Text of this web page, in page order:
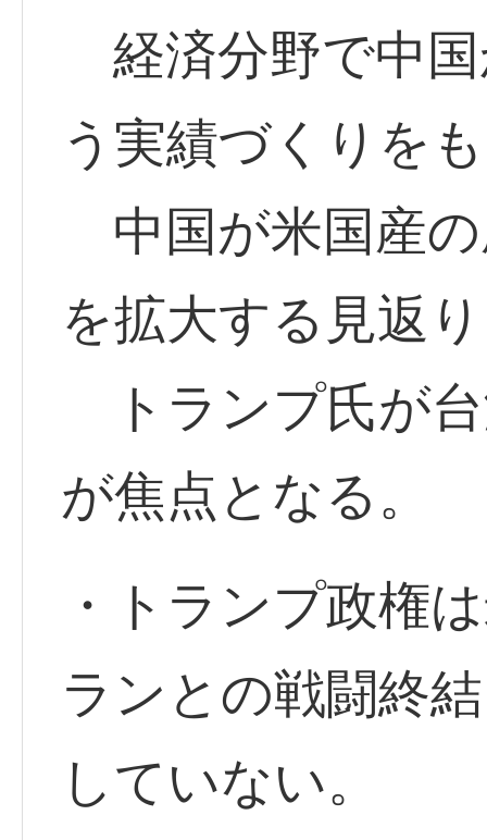
経済分野で中
う実績づくりを
中国が米国産の
を拡大する見返
トランプ氏が
が焦点となる。
・トランプ政権
ランとの戦闘終
していない。